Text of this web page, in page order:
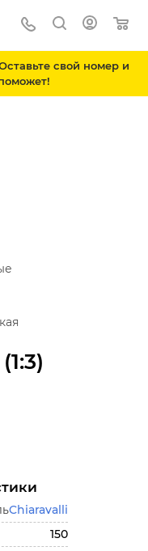
свой номер и
Chiaravalli
150